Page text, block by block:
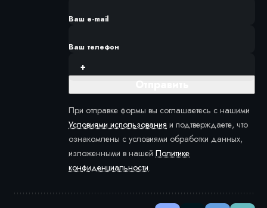
Ваш e-mail
Ваш телефон
При отправке формы вы соглашаетесь с нашими
Условиями использования и подтверждаете, что
ознакомлены с условиями обработки данных,
изложенными в нашей Политике
конфиденциальности.